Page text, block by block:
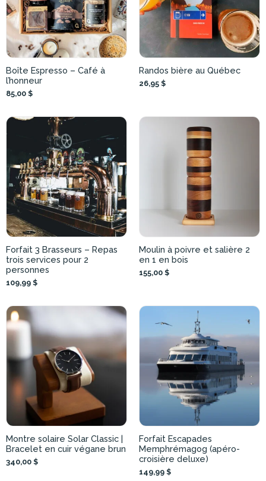
Boîte Espresso – Café à
l’honneur
85,00 $
Randos bière au Québec
26,95 $
Forfait 3 Brasseurs – Repas
trois services pour 2
personnes
109,99 $
Moulin à poivre et salière 2
en 1 en bois
155,00 $
Montre solaire Solar Classic |
Bracelet en cuir végane brun
340,00 $
Forfait Escapades
Memphrémagog (apéro-
croisière deluxe)
149,99 $